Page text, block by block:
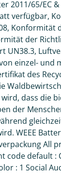
2011/65/EC &
verfügbar,
der
UN38.3,
einzel- und
des
dass die
der
WEEE
All
code default :
: 1 Social